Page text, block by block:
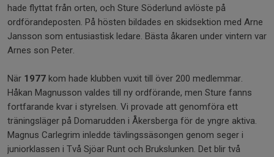
hade flyttat från orten, och Sture Söderlund avlöste på
ordförandeposten. På hösten bildades en skidsektion med Arne
Jansson som entusiastisk ledare. Bästa åkaren under vintern var
Arnes son Peter.
När 1977 kom hade klubben vuxit till över 200 medlemmar.
Håkan Magnusson valdes till ny ordförande, men Sture fanns
fortfarande kvar i styrelsen. Vi provade att genomföra ett
träningsläger på Domarudden i Åkersberga för de yngre aktiva.
Magnus Carlegrim inledde tävlingssäsongen genom seger i
juniorklassen i Två Sjöar Runt och Brukslunken. Det blir två